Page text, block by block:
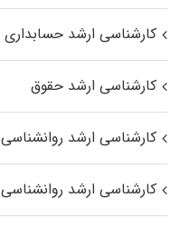
کارشناسی ارشد حسابداری
کارشناسی ارشد حقوق
کارشناسی ارشد روانشناسی
کارشناسی ارشد روانشناسی ۲